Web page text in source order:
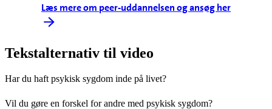
Læs mere om peer-uddannelsen og ansøg her
Tekstalternativ til video
Har du haft psykisk sygdom inde på livet?
Vil du gøre en forskel for andre med psykisk sygdom?